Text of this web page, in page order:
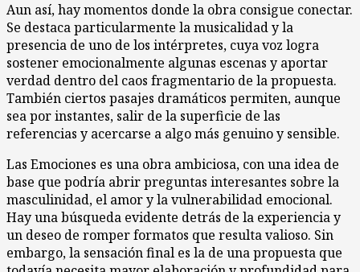
Aun así, hay momentos donde la obra consigue conectar.
Se destaca particularmente la musicalidad y la
presencia de uno de los intérpretes, cuya voz logra
sostener emocionalmente algunas escenas y aportar
verdad dentro del caos fragmentario de la propuesta.
También ciertos pasajes dramáticos permiten, aunque
sea por instantes, salir de la superficie de las
referencias y acercarse a algo más genuino y sensible.
Las Emociones es una obra ambiciosa, con una idea de
base que podría abrir preguntas interesantes sobre la
masculinidad, el amor y la vulnerabilidad emocional.
Hay una búsqueda evidente detrás de la experiencia y
un deseo de romper formatos que resulta valioso. Sin
embargo, la sensación final es la de una propuesta que